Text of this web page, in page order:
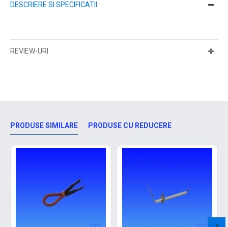
DESCRIERE SI SPECIFICATII
REVIEW-URI
PRODUSE SIMILARE PRODUSE CU REDUCERE